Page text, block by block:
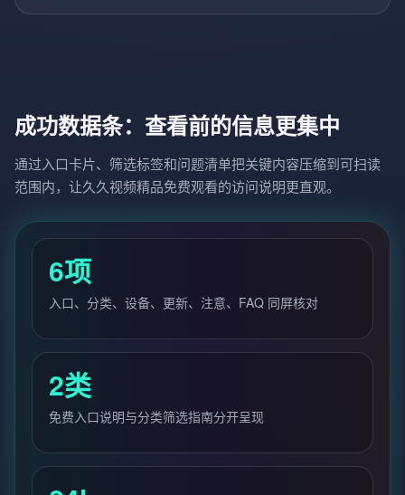
成功数据条：查看前的信息更集中
通过入口卡片、筛选标签和问题清单把关键内容压缩到可扫读
范围内，让久久视频精品免费观看的访问说明更直观。
6项
入口、分类、设备、更新、注意、FAQ 同屏核对
2类
免费入口说明与分类筛选指南分开呈现